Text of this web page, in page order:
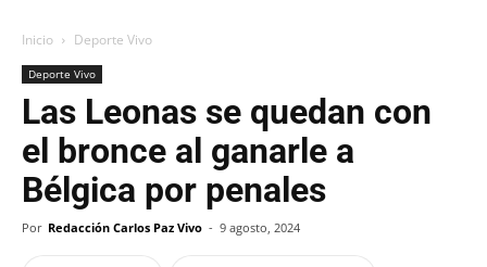
Inicio Deporte Vivo
Deporte Vivo
Las Leonas se quedan con
el bronce al ganarle a
Bélgica por penales
Por Redacción Carlos Paz Vivo - 9 agosto, 2024